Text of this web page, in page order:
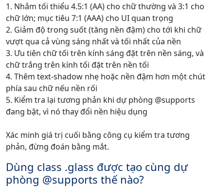
1. Nhắm tối thiểu 4.5:1 (AA) cho chữ thường và 3:1 cho
chữ lớn; mục tiêu 7:1 (AAA) cho UI quan trọng
2. Giảm độ trong suốt (tăng nền đậm) cho tới khi chữ
vượt qua cả vùng sáng nhất và tối nhất của nền
3. Ưu tiên chữ tối trên kính sáng đặt trên nền sáng, và
chữ trắng trên kính tối đặt trên nền tối
4. Thêm text-shadow nhẹ hoặc nền đậm hơn một chút
phía sau chữ nếu nền rối
5. Kiểm tra lại tương phản khi dự phòng @supports
đang bật, vì nó thay đổi nền hiệu dụng
Xác minh giá trị cuối bằng công cụ kiểm tra tương
phản, đừng đoán bằng mắt.
Dùng class .glass được tạo cùng dự
phòng @supports thế nào?